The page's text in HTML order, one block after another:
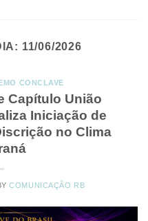
11/06/2026
CONCLAVE
Capítulo União
Iniciação de
no Clima
COMUNICAÇÃO RB